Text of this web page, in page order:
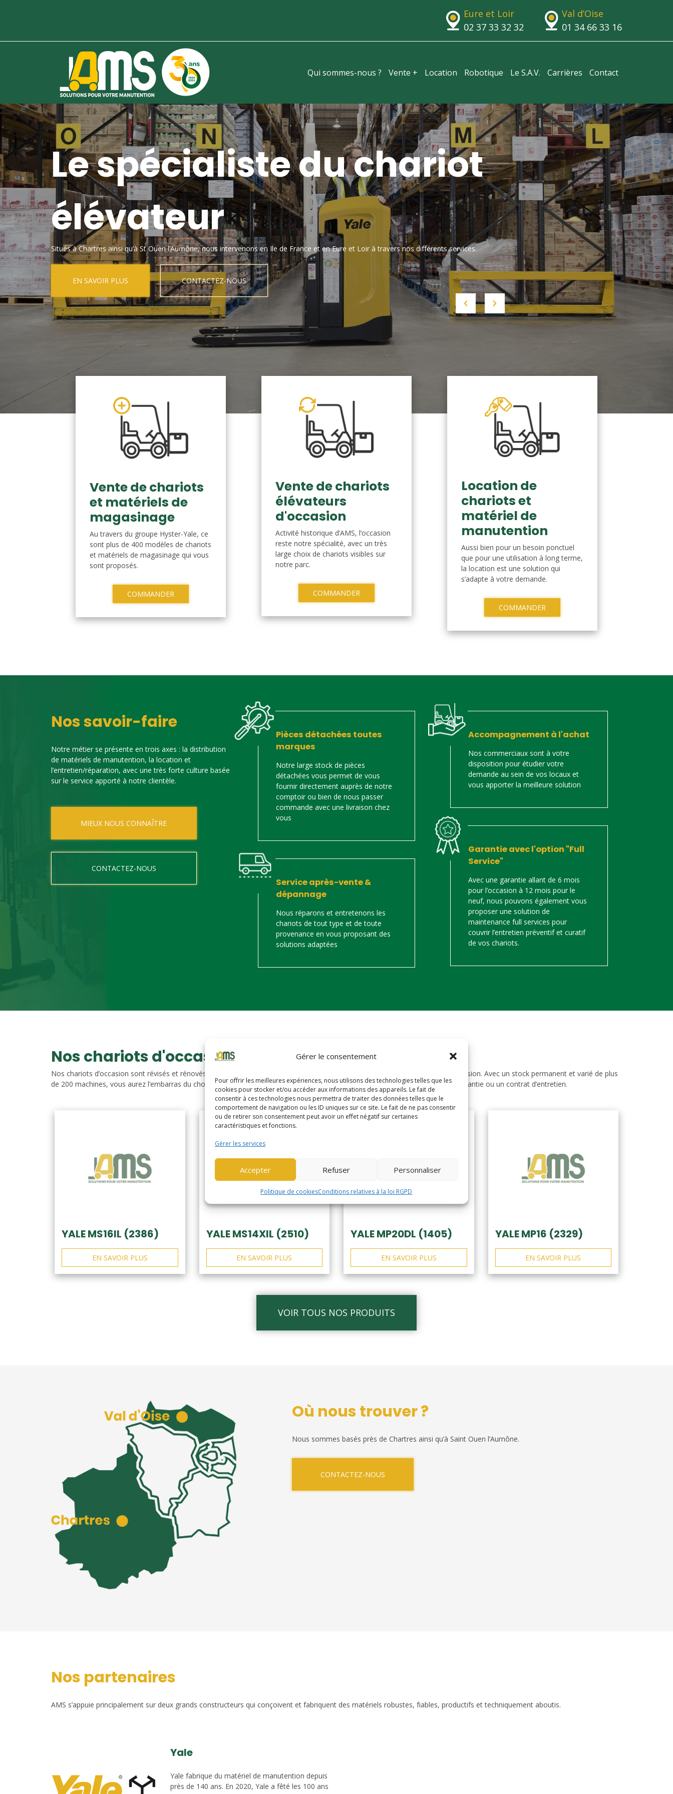
Gérer le consentement
Pour offrir les meilleures expériences, nous utilisons des technologies telles que les
cookies pour stocker et/ou accéder aux informations des appareils. Le fait de
consentir à ces technologies nous permettra de traiter des données telles que le
comportement de navigation ou les ID uniques sur ce site. Le fait de ne pas consentir
ou de retirer son consentement peut avoir un effet négatif sur certaines
caractéristiques et fonctions.
Gérer les services
Accepter Refuser Personnaliser
Politique de cookiesConditions relatives à la loi RGPD
Eure et Loir
02 37 33 32 32
Val d’Oise
01 34 66 33 16
Qui sommes-nous ? Vente + Location Robotique Le S.A.V. Carrières Contact
Le spécialiste du chariot
élévateur
Situés à Chartres ainsi qu’à St Ouen l’Aumône, nous intervenons en Ile de France et en Eure et Loir à travers nos différents services.
EN SAVOIR PLUS CONTACTEZ-NOUS
Vente de chariots
et matériels de
magasinage
Au travers du groupe Hyster-Yale, ce
sont plus de 400 modèles de chariots
et matériels de magasinage qui vous
sont proposés.
COMMANDER
Vente de chariots
élévateurs
d'occasion
Activité historique d’AMS, l’occasion
reste notre spécialité, avec un très
large choix de chariots visibles sur
notre parc.
COMMANDER
Location de
chariots et
matériel de
manutention
Aussi bien pour un besoin ponctuel
que pour une utilisation à long terme,
la location est une solution qui
s’adapte à votre demande.
COMMANDER
Nos savoir-faire
Notre métier se présente en trois axes : la distribution
de matériels de manutention, la location et
l’entretien/réparation, avec une très forte culture basée
sur le service apporté à notre clientèle.
MIEUX NOUS CONNAÎTRE
CONTACTEZ-NOUS
Pièces détachées toutes
marques
Notre large stock de pièces
détachées vous permet de vous
fournir directement auprès de notre
comptoir ou bien de nous passer
commande avec une livraison chez
vous
Service après-vente &
dépannage
Nous réparons et entretenons les
chariots de tout type et de toute
provenance en vous proposant des
solutions adaptées
Accompagnement à l'achat
Nos commerciaux sont à votre
disposition pour étudier votre
demande au sein de vos locaux et
vous apporter la meilleure solution
Garantie avec l'option "Full
Service"
Avec une garantie allant de 6 mois
pour l’occasion à 12 mois pour le
neuf, nous pouvons également vous
proposer une solution de
maintenance full services pour
couvrir l’entretien préventif et curatif
de vos chariots.
Nos chariots d'occasion
Nos chariots d’occasion sont révisés et rénovés. Vous trouverez ci-dessous notre catalogue de matériels de manutention d’occasion. Avec un stock permanent et varié de plus
de 200 machines, vous aurez l’embarras du choix. Nos chariots sont révisés, reconditionnés, repeints, prêts à partir avec une garantie ou un contrat d’entretien.
YALE MS16IL (2386)
EN SAVOIR PLUS
YALE MS14XIL (2510)
EN SAVOIR PLUS
YALE MP20DL (1405)
EN SAVOIR PLUS
YALE MP16 (2329)
EN SAVOIR PLUS
VOIR TOUS NOS PRODUITS
Où nous trouver ?
Nous sommes basés près de Chartres ainsi qu’à Saint Ouen l’Aumône.
CONTACTEZ-NOUS
Nos partenaires
AMS s’appuie principalement sur deux grands constructeurs qui conçoivent et fabriquent des matériels robustes, fiables, productifs et techniquement aboutis.
Yale
Yale fabrique du matériel de manutention depuis
près de 140 ans. En 2020, Yale a fêté les 100 ans